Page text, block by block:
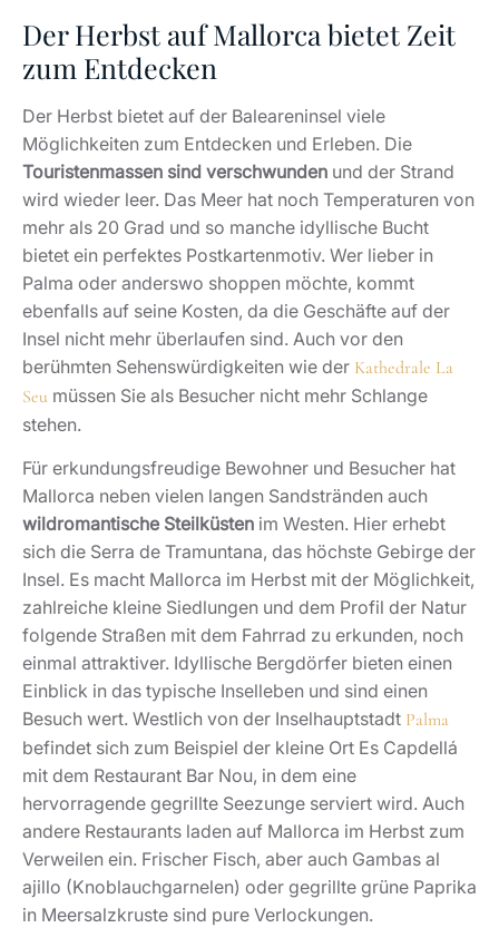
Der Herbst auf Mallorca bietet Zeit
zum Entdecken
Der Herbst bietet auf der Baleareninsel viele
Möglichkeiten zum Entdecken und Erleben. Die
Touristenmassen sind verschwunden und der Strand
wird wieder leer. Das Meer hat noch Temperaturen von
mehr als 20 Grad und so manche idyllische Bucht
bietet ein perfektes Postkartenmotiv. Wer lieber in
Palma oder anderswo shoppen möchte, kommt
ebenfalls auf seine Kosten, da die Geschäfte auf der
Insel nicht mehr überlaufen sind. Auch vor den
berühmten Sehenswürdigkeiten wie der Kathedrale La
Seu müssen Sie als Besucher nicht mehr Schlange
stehen.
Für erkundungsfreudige Bewohner und Besucher hat
Mallorca neben vielen langen Sandstränden auch
wildromantische Steilküsten im Westen. Hier erhebt
sich die Serra de Tramuntana, das höchste Gebirge der
Insel. Es macht Mallorca im Herbst mit der Möglichkeit,
zahlreiche kleine Siedlungen und dem Profil der Natur
folgende Straßen mit dem Fahrrad zu erkunden, noch
einmal attraktiver. Idyllische Bergdörfer bieten einen
Einblick in das typische Inselleben und sind einen
Besuch wert. Westlich von der Inselhauptstadt Palma
befindet sich zum Beispiel der kleine Ort Es Capdellá
mit dem Restaurant Bar Nou, in dem eine
hervorragende gegrillte Seezunge serviert wird. Auch
andere Restaurants laden auf Mallorca im Herbst zum
Verweilen ein. Frischer Fisch, aber auch Gambas al
ajillo (Knoblauchgarnelen) oder gegrillte grüne Paprika
in Meersalzkruste sind pure Verlockungen.